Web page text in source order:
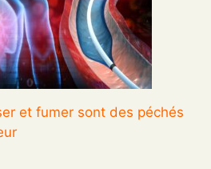
et fumer sont des péchés